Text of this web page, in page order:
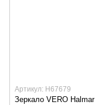
Артикул: H67679
Зеркало VERO Halmar